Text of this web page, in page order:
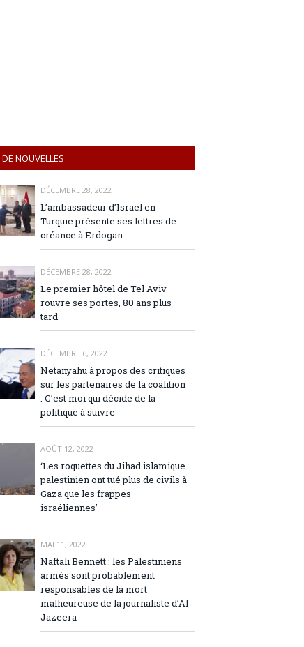
NOUVELLES
DÉCEMBRE 28, 2022
L’ambassadeur d’Israël en
Turquie présente ses lettres de
créance à Erdogan
DÉCEMBRE 28, 2022
Le premier hôtel de Tel Aviv
rouvre ses portes, 80 ans plus
tard
DÉCEMBRE 6, 2022
Netanyahu à propos des critiques
sur les partenaires de la coalition
: C’est moi qui décide de la
politique à suivre
AOÛT 12, 2022
‘Les roquettes du Jihad islamique
palestinien ont tué plus de civils à
Gaza que les frappes
israéliennes’
MAI 11, 2022
Naftali Bennett : les Palestiniens
armés sont probablement
responsables de la mort
malheureuse de la journaliste d’Al
Jazeera